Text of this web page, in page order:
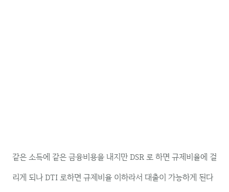
같은 소득에 같은 금융비용을 내지만 DSR 로 하면 규제비율에 걸
리게 되나 DTI 로하면 규제비율 이하라서 대출이 가능하게 된다